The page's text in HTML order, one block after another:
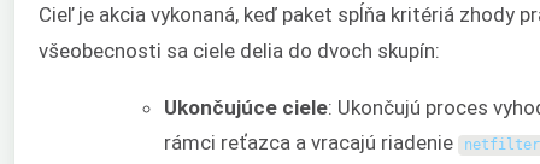
Cieľ je akcia vykonaná, keď paket spĺňa kritériá zhody
všeobecnosti sa ciele delia do dvoch skupín:
Ukončujúce ciele: Ukončujú proces
rámci reťazca a vracajú riadenie
netfilter